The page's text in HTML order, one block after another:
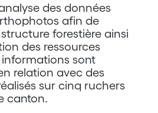
des données
afin de
forestière ainsi
des ressources
informations sont
relation avec des
sur cinq ruchers
canton.